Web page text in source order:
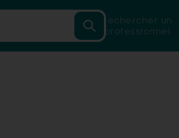
Rechercher un
professionnel